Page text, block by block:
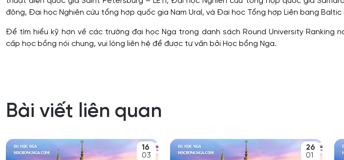
đông, Đại học Nghiên cứu tổng hợp quốc gia Nam Ural, và Đại học Tổng hợp Liên bang Baltic
Để tìm hiểu kỹ hơn về các trường đại học Nga trong danh sách Round University Ranking
cấp học bổng nói chung, vui lòng liên hệ để được tư vấn bởi Học bổng Nga.
Bài viết liên quan
16
03
26
01